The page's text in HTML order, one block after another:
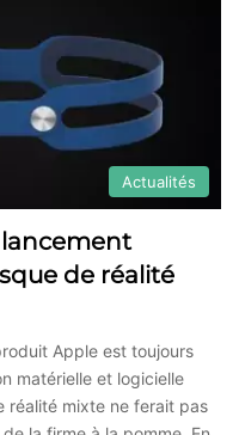
Actualités
de réalité
Apple est toujours
matérielle et logicielle
réalité mixte ne ferait pas